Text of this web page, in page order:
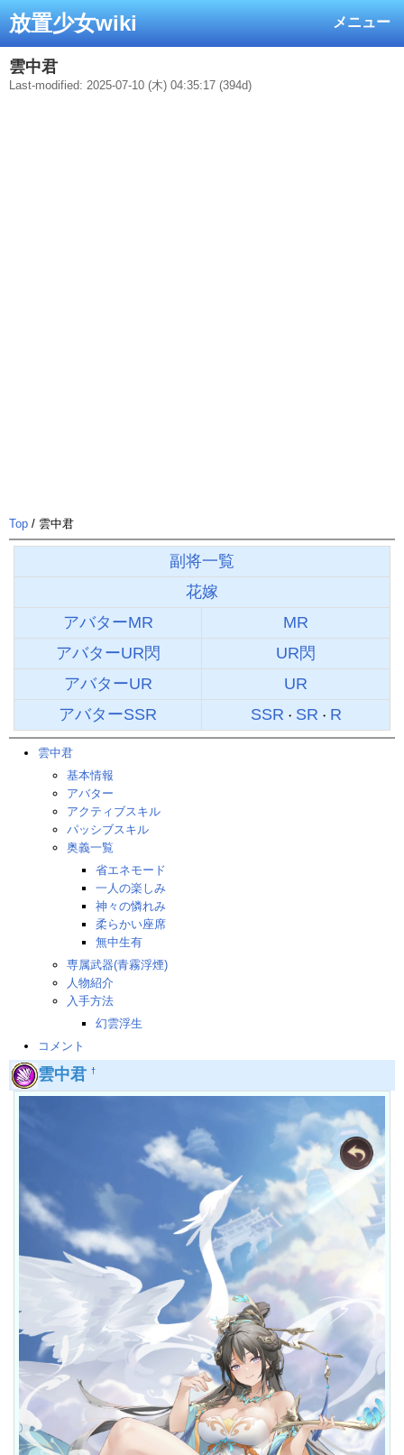
メニュー
放置少女wiki
雲中君
Last-modified: 2025-07-10 (木) 04:35:17 (394d)
Top / 雲中君
副将一覧
花嫁
アバターMR
MR
アバターUR閃
UR閃
アバターUR
UR
アバターSSR
SSR ・ SR ・ R
雲中君
基本情報
アバター
アクティブスキル
パッシブスキル
奥義一覧
省エネモード
一人の楽しみ
神々の憐れみ
柔らかい座席
無中生有
専属武器(青霧浮煙)
人物紹介
入手方法
幻雲浮生
コメント
雲中君 †